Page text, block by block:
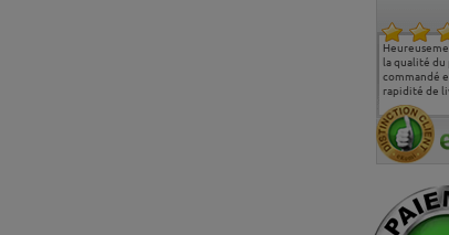
la qualité
commandé
rapidité de